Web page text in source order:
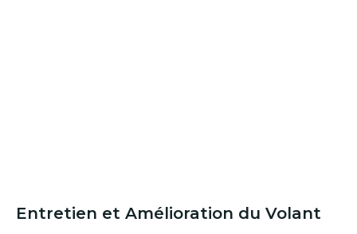
Entretien et Amélioration du Volant